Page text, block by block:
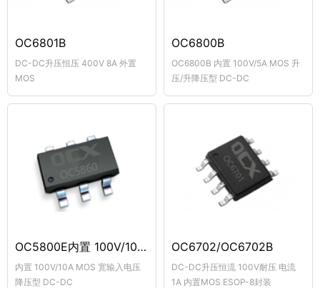
OC6801B
DC-DC升压恒压 400V 8A 外置
MOS
OC6800B
OC6800B 内置 100V/5A MOS 升
压/升降压型 DC-DC
OC5800E内置 100V/10A MOS 宽输入电压降压型
内置 100V/10A MOS 宽输入电压
降压型 DC-DC
OC6702/OC6702B
DC-DC升压恒流 100V耐压 电流
1A 内置MOS ESOP-8封装